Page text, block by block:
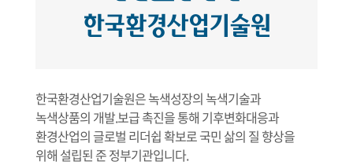
한국환경산업기술원은 녹색성장의 녹색기술과
녹색상품의 개발.보급 촉진을 통해 기후변화대응과
환경산업의 글로벌 리더쉽 확보로 국민 삶의 질 향상을
위해 설립된 준 정부기관입니다.